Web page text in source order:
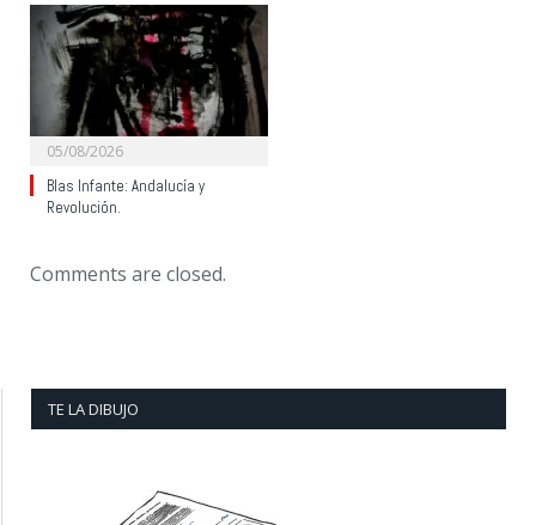
05/08/2026
Blas Infante: Andalucía y
Revolución.
Comments are closed.
TE LA DIBUJO